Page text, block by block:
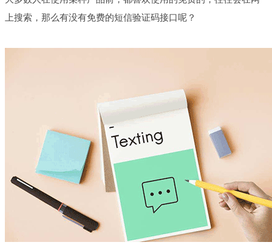
上搜索，那么有没有免费的短信验证码接口呢？